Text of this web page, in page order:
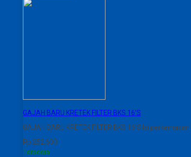
GAJAH BARU KRETEK FILTER BKS 16’S
GAJAH BARU KRETEK FILTER BKS 16’S Isi
Rp 252.600
Tersedia